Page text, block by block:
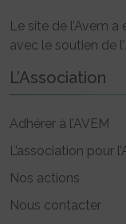
Le site de l’Avem a
avec le soutien de l’
L’Association
Adhérer à l’AVEM
L’association pour
Nos actions
Nous contacter